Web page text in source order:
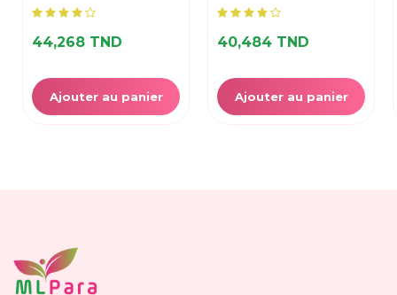
44,268 TND
Ajouter au panier
40,484 TND
Ajouter au panier